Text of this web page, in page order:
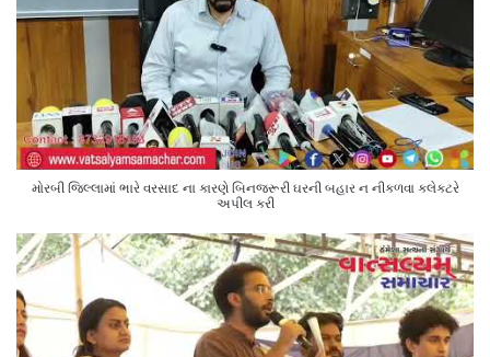
મોરબી જિલ્લામાં ભારે વરસાદ ના કારણે બિનજરૂરી ઘરની બહાર ન નીકળવા કલેક્ટરે
અપીલ કરી